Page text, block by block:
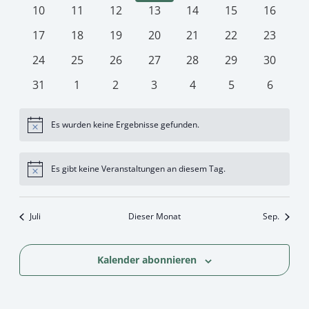
0
10
0
11
0
12
0
13
0
14
0
15
0
16
0
17
0
18
0
19
0
20
0
21
0
22
0
23
0
24
0
25
0
26
0
27
0
28
0
29
0
30
0
31
0
1
0
2
0
3
0
4
0
5
0
6
HinweisEs wurden keine Ergebnisse gefunden.
HinweisEs gibt keine Veranstaltungen an diesem Tag.
Juli Dieser Monat Sep.
Kalender abonnieren